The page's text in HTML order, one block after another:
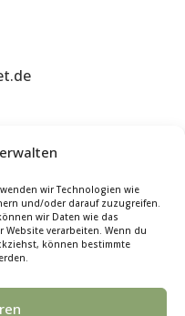
wir Technologien wie
und/oder darauf zuzugreifen.
wir Daten wie das
verarbeiten. Wenn du
können bestimmte